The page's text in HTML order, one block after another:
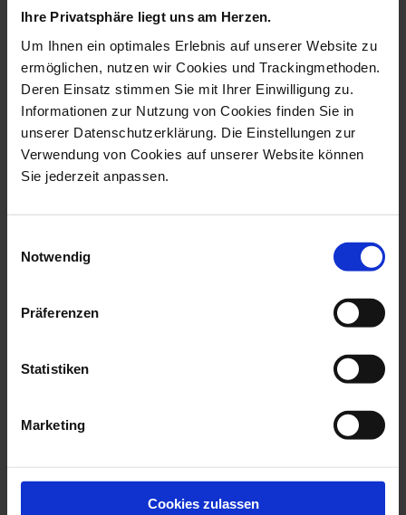
Ihre Privatsphäre liegt uns am Herzen.
Um Ihnen ein optimales Erlebnis auf unserer Website zu
ermöglichen, nutzen wir Cookies und Trackingmethoden.
Deren Einsatz stimmen Sie mit Ihrer Einwilligung zu.
Informationen zur Nutzung von Cookies finden Sie in
unserer Datenschutzerklärung. Die Einstellungen zur
Verwendung von Cookies auf unserer Website können
Sie jederzeit anpassen.
Notwendig
Präferenzen
Statistiken
Marketing
Cookies zulassen
Available
we think you’ll like these